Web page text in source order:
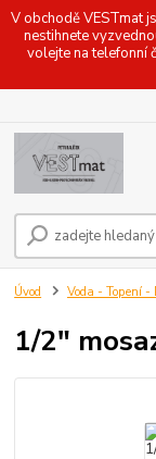
V obchodě VESTmat
nestihnete
volejte na telefonní
Úvod Voda - Topení -
1/2"